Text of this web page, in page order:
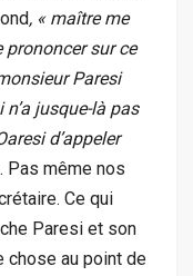
, « maître me
prononcer sur ce
Paresi
jusque-là pas
d’appeler
même nos
Ce qui
Paresi et son
chose au point de